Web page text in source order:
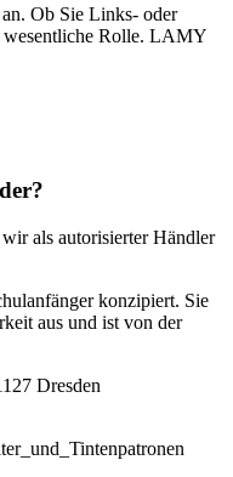
Ob Sie Links- oder
wesentliche Rolle. LAMY
als autorisierter Händler
konzipiert. Sie
aus und ist von der
Dresden